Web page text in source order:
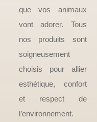
que vos animaux
vont adorer. Tous
nos produits sont
soigneusement
choisis pour allier
esthétique, confort
et respect de
l’environnement.